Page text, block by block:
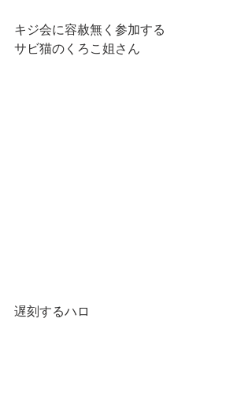
キジ会に容赦無く参加する
サビ猫のくろこ姐さん
遅刻するハロ